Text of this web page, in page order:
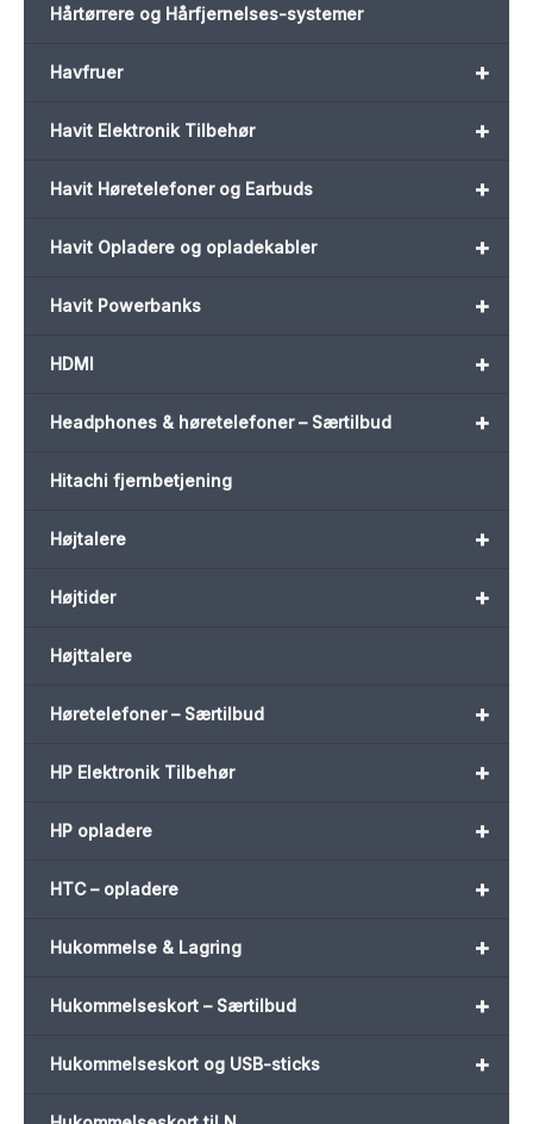
Hårtørrere og Hårfjernelses-systemer
+
Havfruer
+
Havit Elektronik Tilbehør
+
Havit Høretelefoner og Earbuds
+
Havit Opladere og opladekabler
+
Havit Powerbanks
+
HDMI
+
Headphones & høretelefoner – Særtilbud
Hitachi fjernbetjening
+
Højtalere
+
Højtider
Højttalere
+
Høretelefoner – Særtilbud
+
HP Elektronik Tilbehør
+
HP opladere
+
HTC – opladere
+
Hukommelse & Lagring
+
Hukommelseskort – Særtilbud
+
Hukommelseskort og USB-sticks